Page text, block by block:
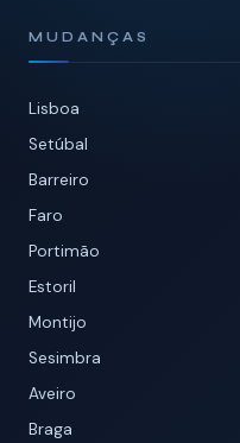
MUDANÇAS
Lisboa
Setúbal
Barreiro
Faro
Portimão
Estoril
Montijo
Sesimbra
Aveiro
Braga